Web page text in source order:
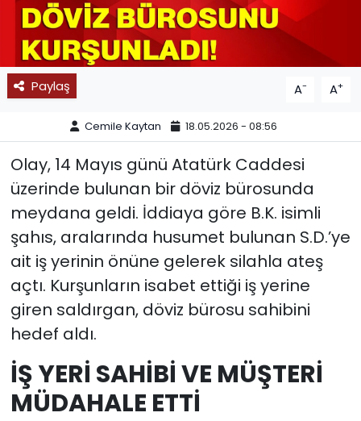
Paylaş A- A+
Cemile Kaytan 18.05.2026 - 08:56
Olay, 14 Mayıs günü Atatürk Caddesi
üzerinde bulunan bir döviz bürosunda
meydana geldi. İddiaya göre B.K. isimli
şahıs, aralarında husumet bulunan S.D.’ye
ait iş yerinin önüne gelerek silahla ateş
açtı. Kurşunların isabet ettiği iş yerine
giren saldırgan, döviz bürosu sahibini
hedef aldı.
İŞ YERİ SAHİBİ VE MÜŞTERİ
MÜDAHALE ETTİ